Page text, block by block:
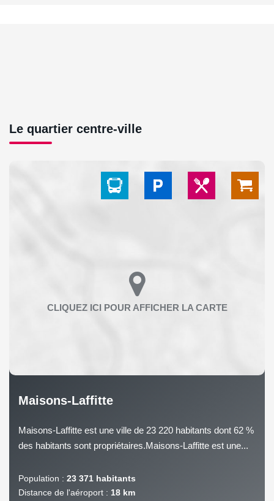
Le quartier centre-ville
Maisons-Laffitte
Maisons-Laffitte est une ville de 23 220 habitants dont 62 %
des habitants sont propriétaires.Maisons-Laffitte est une...
Population : 23 371 habitants
Distance de l'aéroport : 18 km